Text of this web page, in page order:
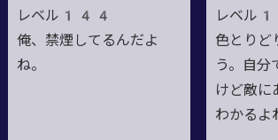
レベル144
俺、禁煙してるんだよ
ね。
レベル
色とりど
う。自分
けど敵に
わかるよ